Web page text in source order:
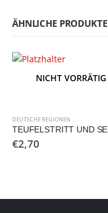
ÄHNLICHE PRODUKTE
NICHT VORRÄTIG
DEUTSCHE REGIONEN
€2,70